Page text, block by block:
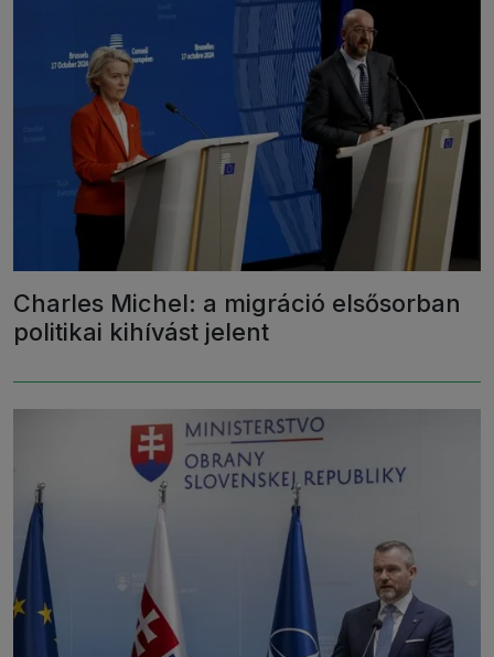
Charles Michel: a migráció elsősorban
politikai kihívást jelent